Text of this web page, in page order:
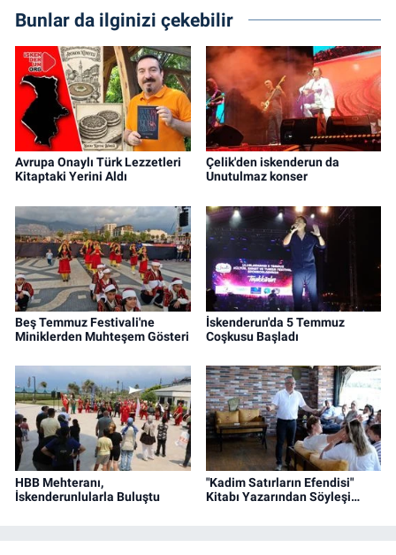
Bunlar da ilginizi çekebilir
Avrupa Onaylı Türk Lezzetleri
Kitaptaki Yerini Aldı
Çelik'den iskenderun da
Unutulmaz konser
Beş Temmuz Festivali'ne
Miniklerden Muhteşem Gösteri
İskenderun'da 5 Temmuz
Coşkusu Başladı
HBB Mehteranı,
İskenderunlularla Buluştu
"Kadim Satırların Efendisi"
Kitabı Yazarından Söyleşi…